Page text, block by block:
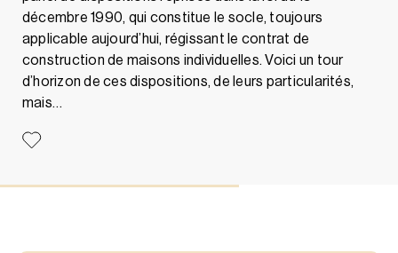
décembre 1990, qui constitue le socle, toujours
applicable aujourd’hui, régissant le contrat de
construction de maisons individuelles. Voici un tour
d’horizon de ces dispositions, de leurs particularités,
mais…